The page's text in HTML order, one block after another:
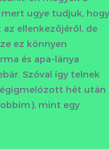
ugye tudjuk, hogy
ellenkezőjéről, de
ez könnyen
és apa-lánya
Szóval így telnek
hét után
mint egy